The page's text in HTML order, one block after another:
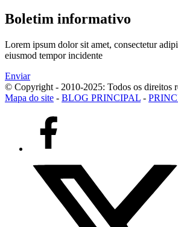
Boletim informativo
Lorem ipsum dolor sit amet, consectetur
eiusmod tempor incidente
Enviar
© Copyright - 2010-2025: Todos os direitos
Mapa do site - BLOG PRINCIPAL -